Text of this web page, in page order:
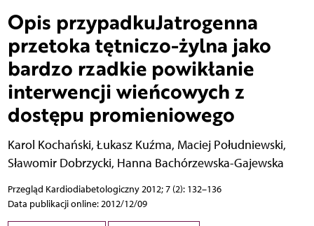
Opis przypadkuJatrogenna
przetoka tętniczo-żylna jako
bardzo rzadkie powikłanie
interwencji wieńcowych z
dostępu promieniowego
Karol Kochański, Łukasz Kuźma, Maciej Południewski,
Sławomir Dobrzycki, Hanna Bachórzewska-Gajewska
Przegląd Kardiodiabetologiczny 2012; 7 (2): 132–136
Data publikacji online: 2012/12/09